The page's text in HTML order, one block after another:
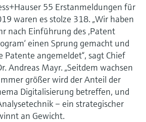
55 Erstanmeldungen für
waren es stolze 318. „Wir haben
nach Einführung des ,Patent
einen Sprung gemacht und
Patente angemeldet“, sagt Chief
Andreas Mayr. „Seitdem wachsen
größer wird der Anteil der
Digitalisierung betreffen, und
– ein strategischer
an Gewicht.